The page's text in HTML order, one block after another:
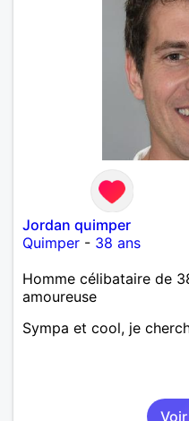
Jordan quimper
Quimper - 38 ans
Homme célibataire de
amoureuse
Sympa et cool, je